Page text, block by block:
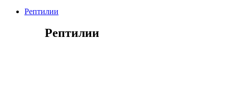
Рептилии
Рептилии